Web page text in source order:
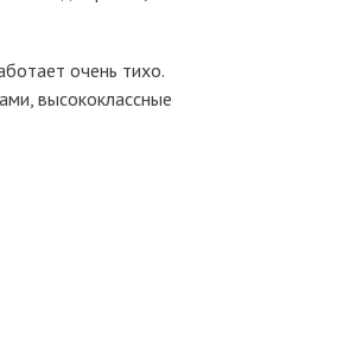
очень тихо.
высококлассные